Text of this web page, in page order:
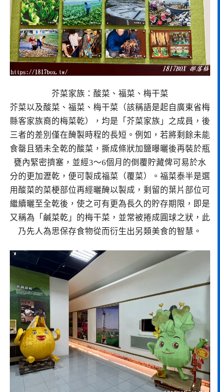
芥菜家族：酸菜、福菜、梅干菜
芥菜以及酸菜、福菜、梅干菜（該稱語是起自廣東省梅
縣客家族裔的梅菜乾），均是「芥菜家族」之成員，後
三者的差別僅在醃製時程的長短。例如，若將剩餘未能
食罄且猶未全乾的酸菜，撕成條狀加鹽曝曬後再裝於瓶
甕內緊密擠塞，並經3～6個月的倒覆貯藏俾可易於水
分的更加瀝乾，便可製成福菜（覆菜）。福菜泰半是選
用酸菜的菜梗部位再經曬醃以製成，剩留的葉片部位可
繼續曬至全乾後，使之可有更為長久的貯存期限，即是
又稱為「鹹菜乾」的梅干菜，並常被捲成圓球之狀，此
乃先人為思保存食物從而衍生出另類美食的智慧。